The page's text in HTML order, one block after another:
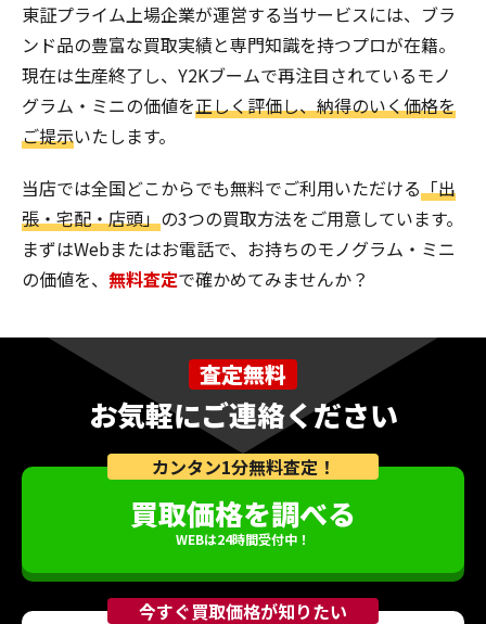
東証プライム上場企業が運営する当サービスには、ブラ
ンド品の豊富な買取実績と専門知識を持つプロが在籍。
現在は生産終了し、Y2Kブームで再注目されているモノ
グラム・ミニの価値を正しく評価し、納得のいく価格を
ご提示いたします。
当店では全国どこからでも無料でご利用いただける「出
張・宅配・店頭」の3つの買取方法をご用意しています。
まずはWebまたはお電話で、お持ちのモノグラム・ミニ
の価値を、 無料査定で確かめてみませんか？
査定無料
お気軽にご連絡ください
カンタン1分無料査定！
買取価格を調べる
WEBは24時間受付中！
今すぐ買取価格が知りたい